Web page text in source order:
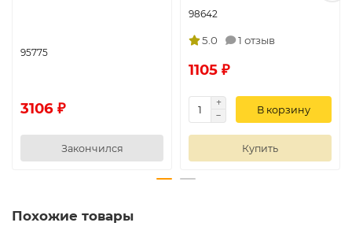
95775
3106 ₽
Закончился
98642
5.0 1 отзыв
1105 ₽
В корзину
Купить
Похожие товары